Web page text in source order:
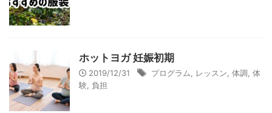
ホットヨガ 妊娠初期
2019/12/31 プログラム レッスン 体調 体
験 負担